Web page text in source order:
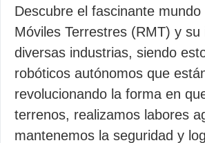
Descubre el fascinante
Móviles Terrestres (RMT) y su
diversas industrias, siendo
robóticos autónomos que
revolucionando la forma en
terrenos, realizamos labores
mantenemos la seguridad y